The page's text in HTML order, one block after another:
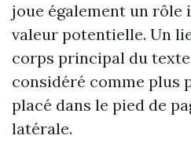
joue également un rôle
valeur potentielle. Un
corps principal du
considéré comme plus
placé dans le pied de
latérale.